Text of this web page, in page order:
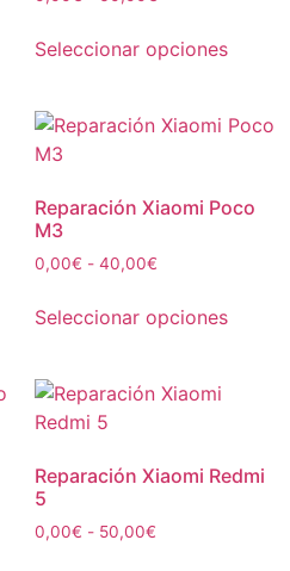
Seleccionar opciones
Reparación Xiaomi Poco
M3
0,00€ - 40,00€
Seleccionar opciones
Reparación Xiaomi Redmi
5
0,00€ - 50,00€